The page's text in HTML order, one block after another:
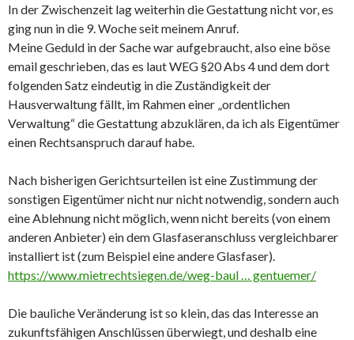
In der Zwischenzeit lag weiterhin die Gestattung nicht vor, es
ging nun in die 9. Woche seit meinem Anruf.
Meine Geduld in der Sache war aufgebraucht, also eine böse
email geschrieben, das es laut WEG §20 Abs 4 und dem dort
folgenden Satz eindeutig in die Zuständigkeit der
Hausverwaltung fällt, im Rahmen einer „ordentlichen
Verwaltung“ die Gestattung abzuklären, da ich als Eigentümer
einen Rechtsanspruch darauf habe.
Nach bisherigen Gerichtsurteilen ist eine Zustimmung der
sonstigen Eigentümer nicht nur nicht notwendig, sondern auch
eine Ablehnung nicht möglich, wenn nicht bereits (von einem
anderen Anbieter) ein dem Glasfaseranschluss vergleichbarer
installiert ist (zum Beispiel eine andere Glasfaser).
https://www.mietrechtsiegen.de/weg-baul … gentuemer/
Die bauliche Veränderung ist so klein, das das Interesse an
zukunftsfähigen Anschlüssen überwiegt, und deshalb eine